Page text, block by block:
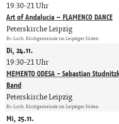
19:30-21 Uhr
Art of Andalucia – FLAMENCO DANCE
Peterskirche Leipzig
Ev.-Luth. Kirchgemeinde im Leipziger Süden
Di, 24.11.
19:30-21 Uhr
MEMENTO ODESA - Sebastian
Band
Peterskirche Leipzig
Ev.-Luth. Kirchgemeinde im Leipziger Süden
Mi, 25.11.